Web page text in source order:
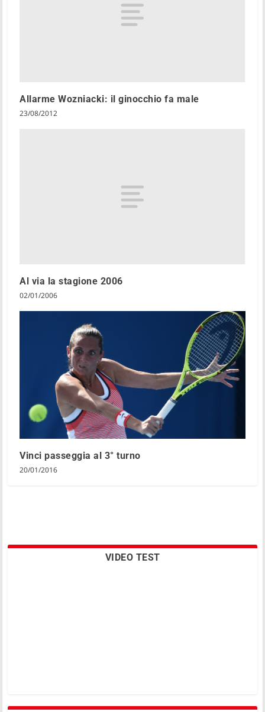
Allarme Wozniacki: il ginocchio fa male
23/08/2012
Al via la stagione 2006
02/01/2006
Vinci passeggia al 3° turno
20/01/2016
VIDEO TEST